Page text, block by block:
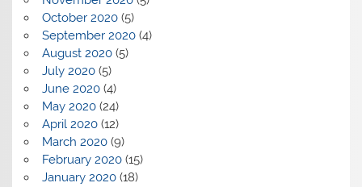
October 2020(5)
September 2020(4)
August 2020(5)
July 2020(5)
June 2020(4)
May 2020(24)
April 2020(12)
March 2020(9)
February 2020(15)
January 2020(18)